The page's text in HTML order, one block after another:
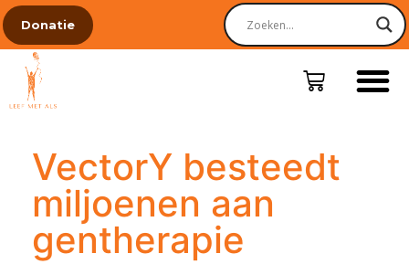
Donatie
VectorY besteedt
miljoenen aan
gentherapie